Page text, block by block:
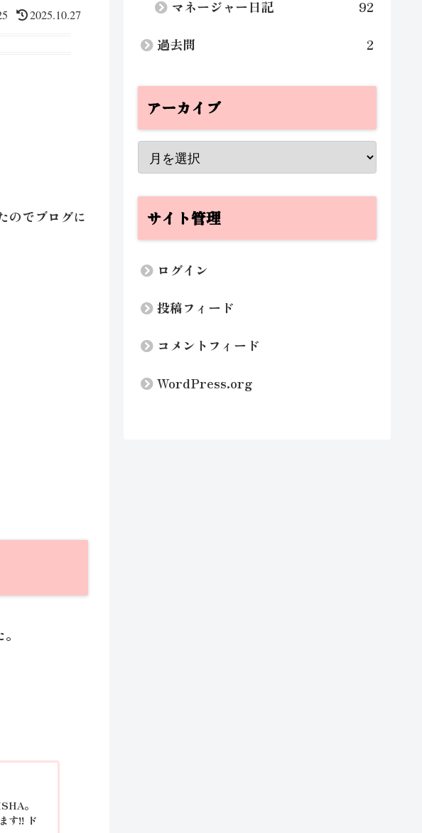
2025.10.27
のでブログに
。
す!! ド
マネージャー日記 92
過去問 2
アーカイブ
サイト管理
ログイン
投稿フィード
コメントフィード
WordPress.org